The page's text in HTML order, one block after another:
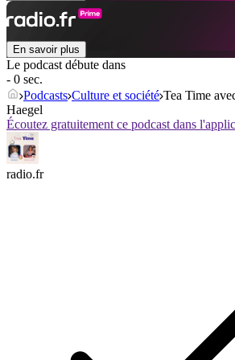
En savoir plus
Le podcast débute dans
- 0 sec.
Podcasts Culture et société Tea Time
Haegel
Écoutez gratuitement ce podcast dans
radio.fr